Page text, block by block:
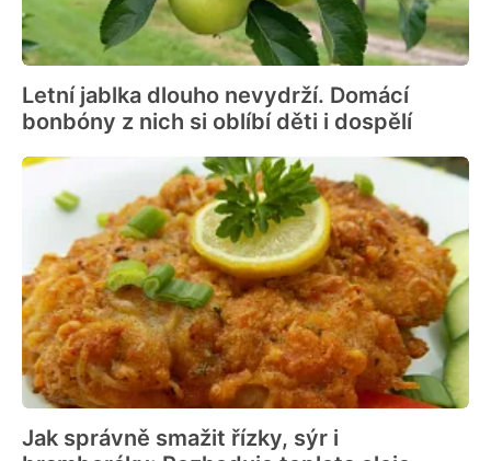
Letní jablka dlouho nevydrží. Domácí
bonbóny z nich si oblíbí děti i dospělí
Jak správně smažit řízky, sýr i